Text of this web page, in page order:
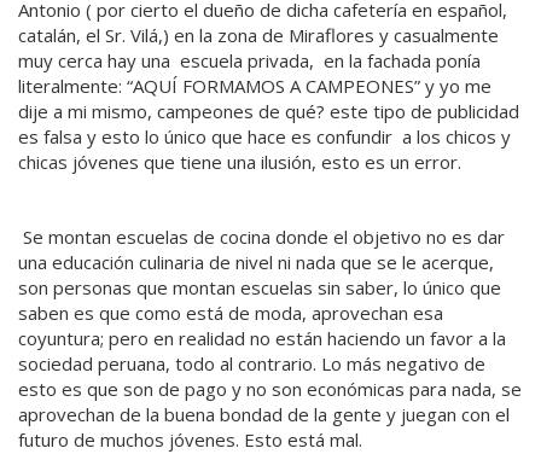
Antonio ( por cierto el dueño de dicha cafetería en español,
catalán, el Sr. Vilá,) en la zona de Miraflores y casualmente
muy cerca hay una escuela privada, en la fachada ponía
literalmente: “AQUÍ FORMAMOS A CAMPEONES” y yo me
dije a mi mismo, campeones de qué? este tipo de publicidad
es falsa y esto lo único que hace es confundir a los chicos y
chicas jóvenes que tiene una ilusión, esto es un error.
Se montan escuelas de cocina donde el objetivo no es dar
una educación culinaria de nivel ni nada que se le acerque,
son personas que montan escuelas sin saber, lo único que
saben es que como está de moda, aprovechan esa
coyuntura; pero en realidad no están haciendo un favor a la
sociedad peruana, todo al contrario. Lo más negativo de
esto es que son de pago y no son económicas para nada, se
aprovechan de la buena bondad de la gente y juegan con el
futuro de muchos jóvenes. Esto está mal.